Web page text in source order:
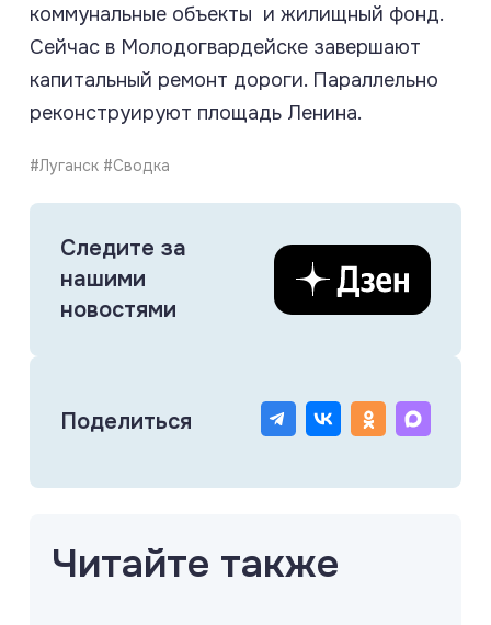
коммунальные объекты и жилищный фонд.
Сейчас в Молодогвардейске завершают
капитальный ремонт дороги. Параллельно
реконструируют площадь Ленина.
#Луганск #Сводка
Следите за
нашими
новостями
Поделиться
Читайте также